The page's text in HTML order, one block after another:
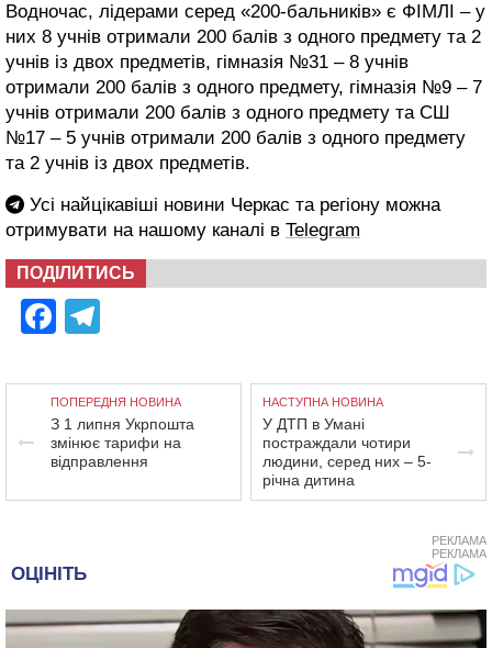
Водночас, лідерами серед «200-бальників» є ФІМЛІ – у
них 8 учнів отримали 200 балів з одного предмету та 2
учнів із двох предметів, гімназія №31 – 8 учнів
отримали 200 балів з одного предмету, гімназія №9 – 7
учнів отримали 200 балів з одного предмету та СШ
№17 – 5 учнів отримали 200 балів з одного предмету
та 2 учнів із двох предметів.
Усі найцікавіші новини Черкас та регіону можна
отримувати на нашому каналі в Telegram
ПОДІЛИТИСЬ
Facebook
ПОПЕРЕДНЯ НОВИНА
З 1 липня Укрпошта
змінює тарифи на
відправлення
НАСТУПНА НОВИНА
У ДТП в Умані
постраждали чотири
людини, серед них – 5-
річна дитина
РЕКЛАМА
РЕКЛАМА